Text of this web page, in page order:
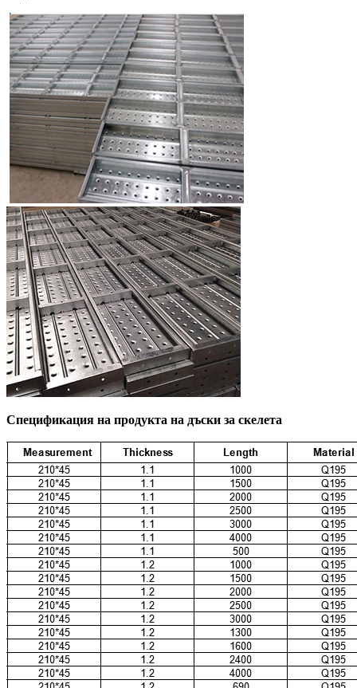
Спецификация на продукта на дъски за скелета